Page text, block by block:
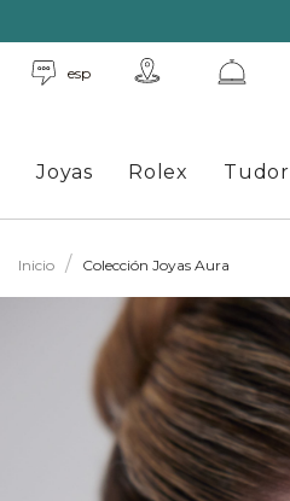
esp
Joyas Rolex Tudor
Inicio Colección Joyas Aura